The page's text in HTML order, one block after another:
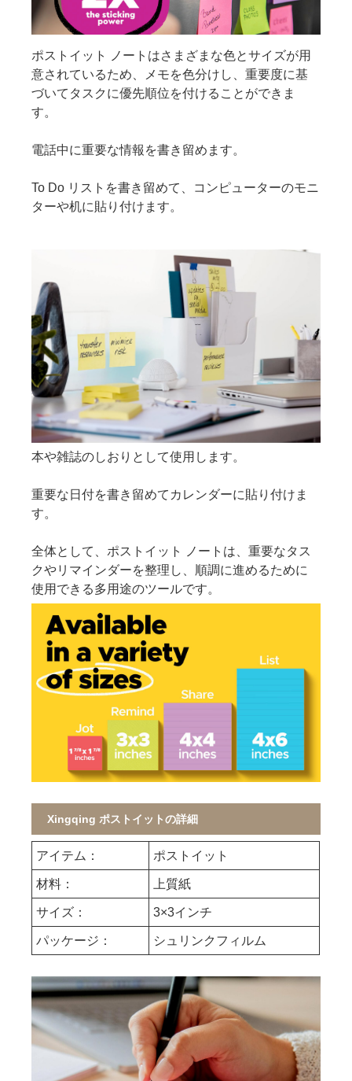
ポストイット ノートはさまざまな色とサイズが用
意されているため、メモを色分けし、重要度に基
づいてタスクに優先順位を付けることができま
す。
電話中に重要な情報を書き留めます。
To Do リストを書き留めて、コンピューターのモニ
ターや机に貼り付けます。
本や雑誌のしおりとして使用します。
重要な日付を書き留めてカレンダーに貼り付けま
す。
全体として、ポストイット ノートは、重要なタス
クやリマインダーを整理し、順調に進めるために
使用できる多用途のツールです。
Xingqing ポストイットの詳細
アイテム： ポストイット
材料： 上質紙
サイズ： 3×3インチ
パッケージ： シュリンクフィルム